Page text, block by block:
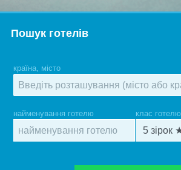
Пошук готелів
країна, місто
найменування готелю клас готелю